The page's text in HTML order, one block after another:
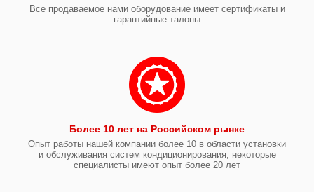
Все продаваемое нами оборудование имеет сертификаты и
гарантийные талоны
Более 10 лет на Российском рынке
Опыт работы нашей компании более 10 в области установки
и обслуживания систем кондиционирования, некоторые
специалисты имеют опыт более 20 лет